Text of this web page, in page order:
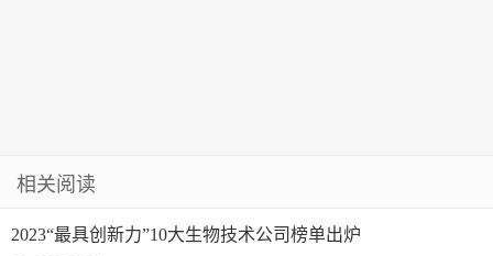
相关阅读
2023“最具创新力”10大生物技术公司榜单出炉